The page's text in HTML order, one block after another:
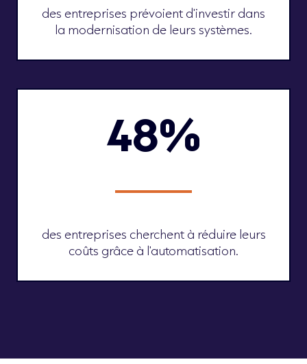
des entreprises prévoient d'investir dans
la modernisation de leurs systèmes.
48%
des entreprises cherchent à réduire leurs
coûts grâce à l'automatisation.